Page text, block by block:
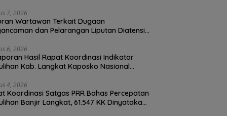
7, 2026
Wartawan Terkait Dugaan
dan Pelarangan Liputan Diatensi
6, 2026
Hasil Rapat Koordinasi Indikator
Kab. Langkat Kaposko Nasional
4, 2026
Koordinasi Satgas PRR Bahas Percepatan
Banjir Langkat, 61.547 KK Dinyatakan